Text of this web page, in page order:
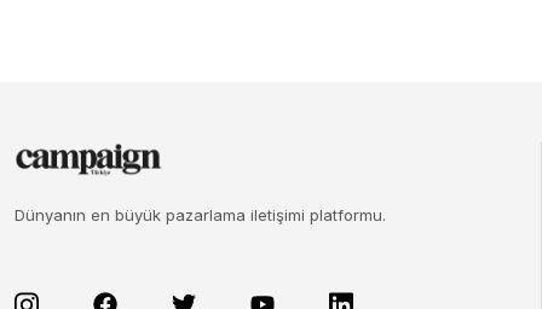
Dünyanın en büyük pazarlama iletişimi platformu.